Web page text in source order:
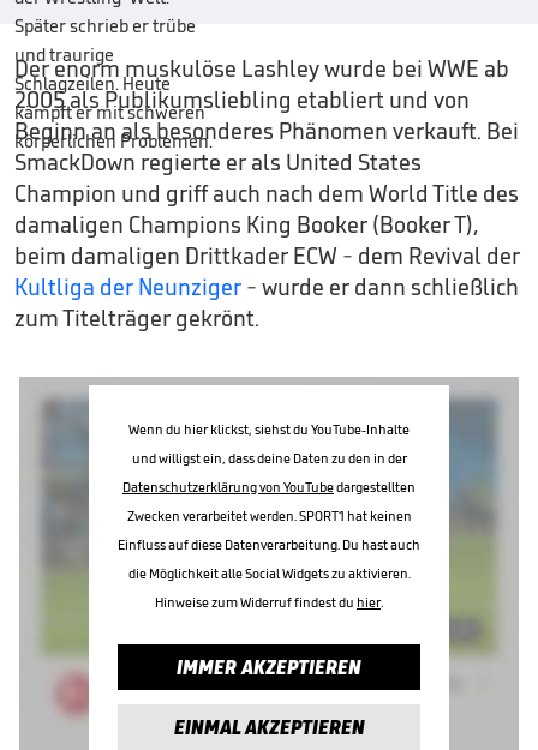
Der enorm muskulöse Lashley wurde bei WWE ab
2005 als Publikumsliebling etabliert und von
Beginn an als besonderes Phänomen verkauft. Bei
SmackDown regierte er als United States
Champion und griff auch nach dem World Title des
damaligen Champions King Booker (Booker T),
beim damaligen Drittkader ECW - dem Revival der
Kultliga der Neunziger - wurde er dann schließlich
zum Titelträger gekrönt.
Wenn du hier klickst, siehst du YouTube-Inhalte
und willigst ein, dass deine Daten zu den in der
Datenschutzerklärung von YouTubedargestellten
Zwecken verarbeitet werden. SPORT1 hat keinen
Einfluss auf diese Datenverarbeitung. Du hast auch
die Möglichkeit alle Social Widgets zu aktivieren.
Hinweise zum Widerruf findest du hier.
IMMER AKZEPTIEREN
EINMAL AKZEPTIEREN